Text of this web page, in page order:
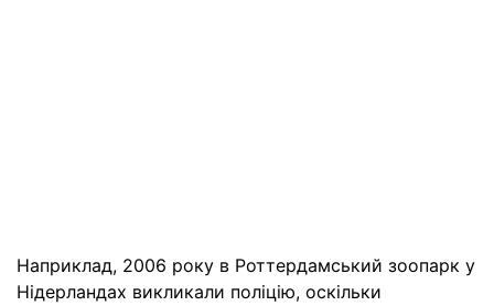
Наприклад, 2006 року в Роттердамський зоопарк у
Нідерландах викликали поліцію, оскільки